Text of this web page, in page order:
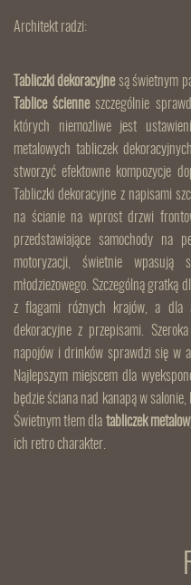
Architekt radzi:
Tabliczki dekoracyjnesą świetnym
Tablice ścienneszczególnie
których niemożliwe jest
metalowych tabliczek
stworzyć efektowne kompozycje
Tabliczki dekoracyjne z napisami
na ścianie na wprost drzwi
przedstawiające samochody na
motoryzacji, świetnie
młodzieżowego. Szczególną gratką
z flagami różnych krajów, a dla
dekoracyjne z przepisami.
napojów i drinków sprawdzi się w
Najlepszym miejscem dla
będzie ściana nad kanapą w
Świetnym tłem dla tabliczek
ich retro charakter.